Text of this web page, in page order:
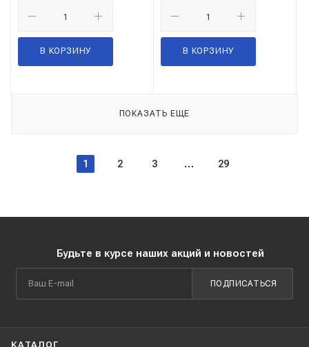
В КОРЗИНУ В КОРЗИНУ
ПОКАЗАТЬ ЕЩЕ
1 2 3 29
Будьте в курсе наших акций и новостей
ПОДПИСАТЬСЯ
КАТАЛОГ